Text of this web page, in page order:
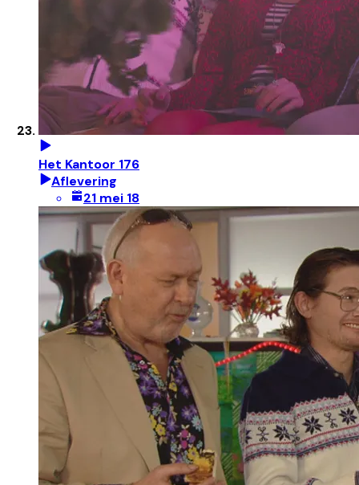
Het Kantoor 176
Aflevering
21 mei 18